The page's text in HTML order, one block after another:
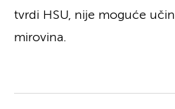
tvrdi HSU, nije moguće
mirovina.